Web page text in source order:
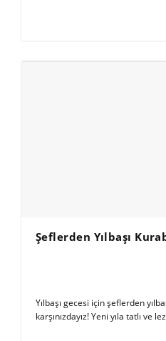
Şeflerden Yılbaşı
Yılbaşı gecesi için şeflerden
karşınızdayız! Yeni yıla tatlı ve